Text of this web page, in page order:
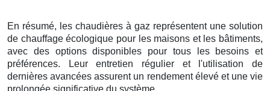
En résumé, les chaudières à gaz représentent une solution
de chauffage écologique pour les maisons et les bâtiments,
avec des options disponibles pour tous les besoins et
préférences. Leur entretien régulier et l'utilisation de
dernières avancées assurent un rendement élevé et une vie